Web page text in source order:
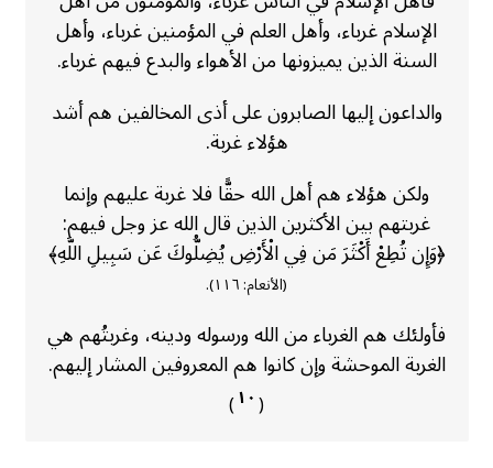
الإسلام غرباء، وأهل العلم في المؤمنين غرباء، وأهل
السنة الذين يميزونها من الأهواء والبدع فيهم غرباء.
والداعون إليها الصابرون على أذى المخالفين هم أشد
هؤلاء غربة.
ولكن هؤلاء هم أهل الله حقًّا فلا غربة عليهم وإنما
غربتهم بين الأكثرين الذين قال الله عز وجل فيهم:
﴿وَإِن تُطِعْ أَكْثَرَ مَن فِي الْأَرْضِ يُضِلُّوكَ عَن سَبِيلِ اللَّهِ﴾
(الأنعام: ١١٦).
فأولئك هم الغرباء من الله ورسوله ودينه، وغربتُهم هي
الغربة الموحشة وإن كانوا هم المعروفين المشار إليهم.
(١٠)